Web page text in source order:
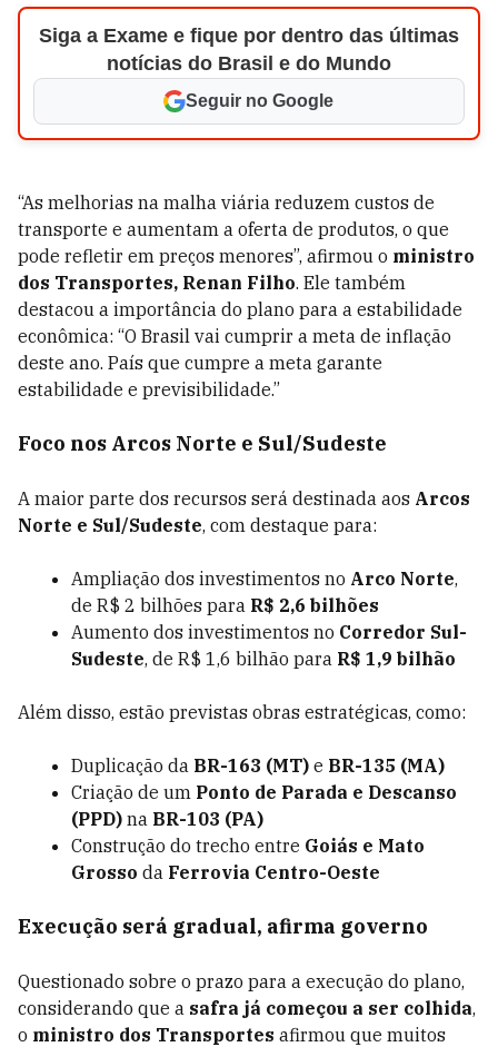
Siga a Exame e fique por dentro das últimas
notícias do Brasil e do Mundo
Seguir no Google
“As melhorias na malha viária reduzem custos de
transporte e aumentam a oferta de produtos, o que
pode refletir em preços menores”, afirmou o ministro
dos Transportes, Renan Filho. Ele também
destacou a importância do plano para a estabilidade
econômica: “O Brasil vai cumprir a meta de inflação
deste ano. País que cumpre a meta garante
estabilidade e previsibilidade.”
Foco nos Arcos Norte e Sul/Sudeste
A maior parte dos recursos será destinada aos Arcos
Norte e Sul/Sudeste, com destaque para:
Ampliação dos investimentos no Arco Norte,
de R$ 2 bilhões para R$ 2,6 bilhões
Aumento dos investimentos no Corredor Sul-
Sudeste, de R$ 1,6 bilhão para R$ 1,9 bilhão
Além disso, estão previstas obras estratégicas, como:
Duplicação da BR-163 (MT) e BR-135 (MA)
Criação de um Ponto de Parada e Descanso
(PPD) na BR-103 (PA)
Construção do trecho entre Goiás e Mato
Grosso da Ferrovia Centro-Oeste
Execução será gradual, afirma governo
Questionado sobre o prazo para a execução do plano,
considerando que a safra já começou a ser colhida,
o ministro dos Transportes afirmou que muitos